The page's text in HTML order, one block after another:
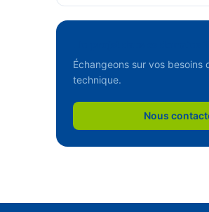
Échangeons sur vos besoins
technique.
Nous